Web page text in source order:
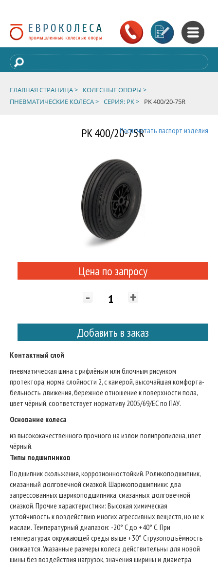
ГЛАВНАЯ СТРАНИЦА >
КОЛЕСНЫЕ ОПОРЫ >
ПНЕВМАТИЧЕСКИЕ КОЛЕСА > СЕРИЯ: PK > PK 400/20-75R
PK 400/20-75RРаспечатать паспорт изделия
Цена по запросу
- +
Добавить в заказ
Контактный слой
пневматическая шина с рифлёным или блочным рисунком
протектора, норма слойности 2, с камерой, высочайшая комфорта-
бельность движения, бережное отношение к поверхности пола,
цвет чёрный, соответствует нормативу 2005/69/ЕС по ПАУ.
Основание колеса
из высококачественного прочного на излом полипропилена, цвет
чёрный.
Типы подшипников
Подшипник скольжения, коррозионностойкий. Роликоподшипник,
смазанный долговечной смазкой. Шарикоподшипники: два
запрессованных шарикоподшипника, смазанных долговечной
смазкой. Прочие характеристики: Высокая химическая
устойчивость к воздействию многих агрессивных веществ, но не к
маслам. Температурный диапазон: -20° C до +40° C. При
температурах окружающей среды выше +30° C грузоподъёмность
снижается. Указанные размеры колеса действительны для новой
шины без воздействия нагрузок, значения ширины и диаметра